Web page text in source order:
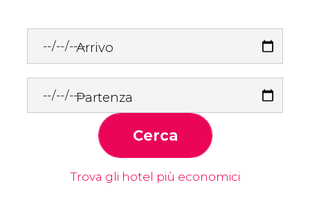
Arrivo
Partenza
Cerca
Trova gli hotel più economici